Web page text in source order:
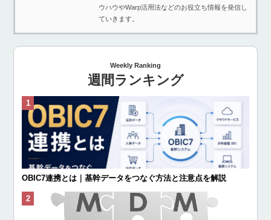
ウハウやWarp活用法などのお役立ち情報を発信し
ていきます。
Weekly Ranking
週間ランキング
OBIC7連携とは｜基幹データをつなぐ方法と注意点を解説